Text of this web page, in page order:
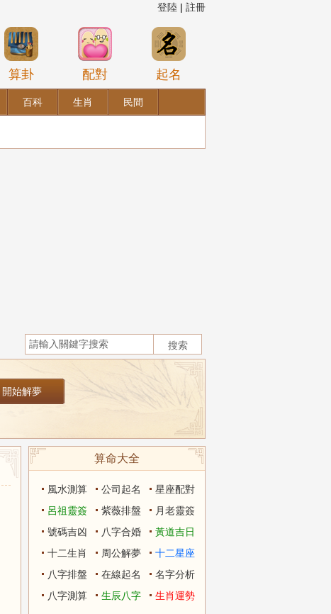
登陸 | 註冊
算卦 配對 起名
百科 生肖 民間
算命大全
風水測算 公司起名
星座配對
呂祖靈簽
紫薇排盤
月老靈簽
號碼吉凶
八字合婚
黃道吉日
十二生肖
周公解夢
十二星座
八字排盤
在線起名
名字分析
八字測算
生辰八字 生肖運勢